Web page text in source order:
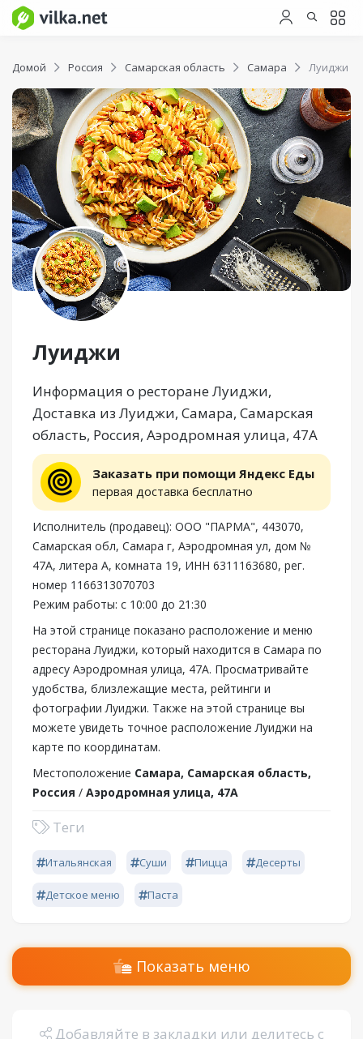
Домой Россия Самарская область Самара Луиджи
Луиджи
Информация о ресторане Луиджи,
Доставка из Луиджи, Самара, Самарская
область, Россия, Аэродромная улица, 47А
Заказать при помощи Яндекс Еды
первая доставка бесплатно
Исполнитель (продавец): ООО "ПАРМА", 443070,
Самарская обл, Самара г, Аэродромная ул, дом №
47А, литера А, комната 19, ИНН 6311163680, рег.
номер 1166313070703
Режим работы: с 10:00 до 21:30
На этой странице показано расположение и меню
ресторана Луиджи, который находится в Самара по
адресу Аэродромная улица, 47А. Просматривайте
удобства, близлежащие места, рейтинги и
фотографии Луиджи. Также на этой странице вы
можете увидеть точное расположение Луиджи на
карте по координатам.
Местоположение Самара, Самарская область,
Россия / Аэродромная улица, 47А
Теги
Итальянская Суши Пицца Десерты
Детское меню Паста
Показать меню
Добавляйте в закладки или делитесь с